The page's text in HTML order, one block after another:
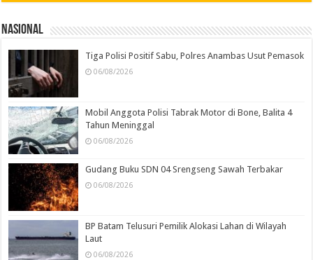
Nasional
Tiga Polisi Positif Sabu, Polres Anambas Usut Pemasok
06/08/2026
Mobil Anggota Polisi Tabrak Motor di Bone, Balita 4
Tahun Meninggal
06/08/2026
Gudang Buku SDN 04 Srengseng Sawah Terbakar
06/08/2026
BP Batam Telusuri Pemilik Alokasi Lahan di Wilayah
Laut
06/08/2026